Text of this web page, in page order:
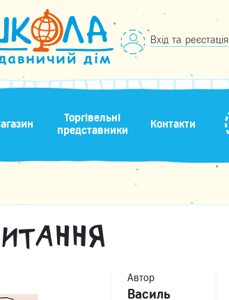
Вхід та реєстація
Торгівельні
представники
Контакти
Автор
Василь